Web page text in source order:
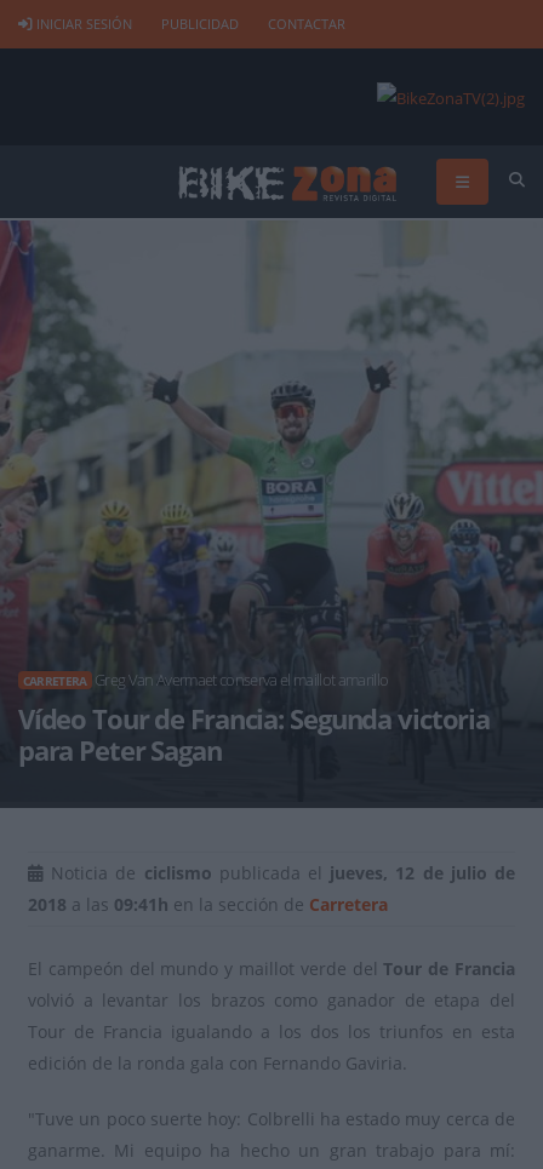
INICIAR SESIÓN PUBLICIDAD CONTACTAR
CARRETERA Greg Van Avermaet conserva el maillot amarillo
Vídeo Tour de Francia: Segunda victoria
para Peter Sagan
Noticia de ciclismo publicada el jueves, 12 de julio de
2018 a las 09:41h en la sección de Carretera
El campeón del mundo y maillot verde delTour de Francia
volvió a levantar los brazos como ganador de etapa del
Tour de Francia igualando a los dos los triunfos en esta
edición de la ronda gala con Fernando Gaviria.
"Tuve un poco suerte hoy: Colbrelli ha estado muy cerca de
ganarme. Mi equipo ha hecho un gran trabajo para mí: